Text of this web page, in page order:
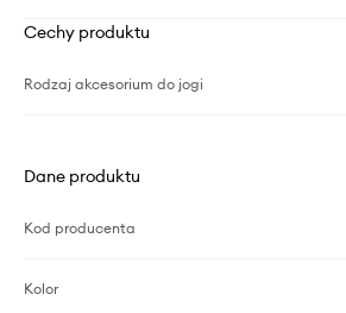
Cechy produktu
Rodzaj akcesorium do jogi
Dane produktu
Kod producenta
Kolor